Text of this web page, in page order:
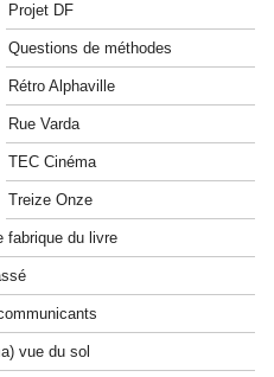
Projet DF
Questions de méthodes
Rétro Alphaville
Rue Varda
TEC Cinéma
Treize Onze
fabrique du livre
vue du sol